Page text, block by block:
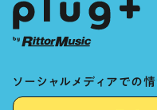
ソーシャルメディアでの